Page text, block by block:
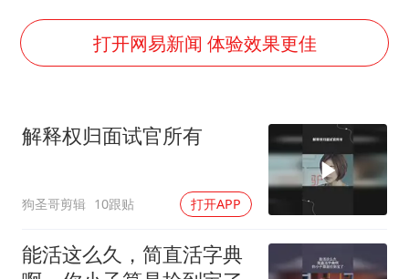
台风白海豚最新路径研判来了
船舶避风项目停工 多地全力防台风
我国编制完成新版全月地质图
“深圳地面沉降致车辆损坏”不实
男子结婚8年发现3个女儿均非亲生
打开网易新闻 体验效果更佳
解释权归面试官所有
狗圣哥剪辑 10跟贴 打开APP
能活这么久，简直活字典